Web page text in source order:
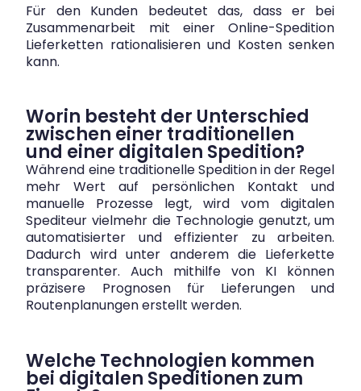
Für den Kunden bedeutet das, dass er bei
Zusammenarbeit mit einer Online-Spedition
Lieferketten rationalisieren und Kosten senken
kann.
Worin besteht der Unterschied
zwischen einer traditionellen
und einer digitalen Spedition?
Während eine traditionelle Spedition in der Regel
mehr Wert auf persönlichen Kontakt und
manuelle Prozesse legt, wird vom digitalen
Spediteur vielmehr die Technologie genutzt, um
automatisierter und effizienter zu arbeiten.
Dadurch wird unter anderem die Lieferkette
transparenter. Auch mithilfe von KI können
präzisere Prognosen für Lieferungen und
Routenplanungen erstellt werden.
Welche Technologien kommen
bei digitalen Speditionen zum